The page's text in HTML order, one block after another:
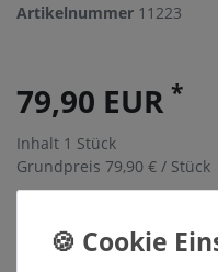
Artikelnummer 11223
79,90 EUR *
Inhalt 1 Stück
Grundpreis 79,90 € / Stück